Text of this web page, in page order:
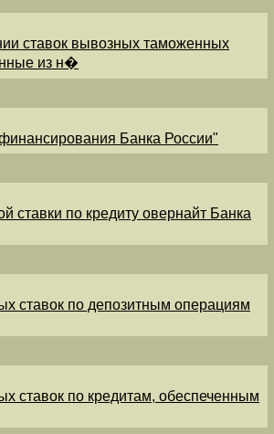
ставок вывозных таможенных
из н�
Банка России"
ставки по кредиту овернайт Банка
ставок по депозитным операциям
ставок по кредитам, обеспеченным